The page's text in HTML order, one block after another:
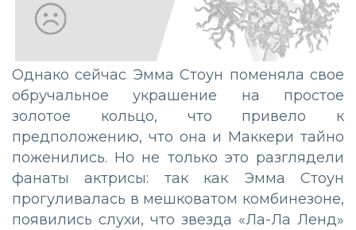
Однако сейчас Эмма Стоун поменяла свое
обручальное украшение на простое
золотое кольцо, что привело к
предположению, что она и Маккери тайно
поженились. Но не только это разглядели
фанаты актрисы: так как Эмма Стоун
прогуливалась в мешковатом комбинезоне,
появились слухи, что звезда «Ла-Ла Ленд»